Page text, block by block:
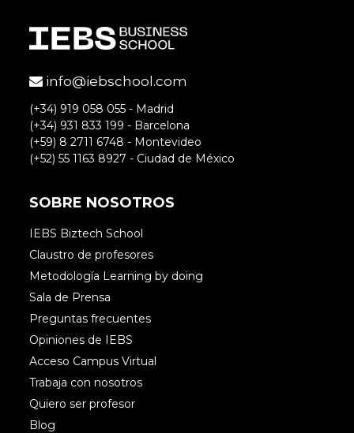
info@iebschool.com
(+34) 919 058 055 - Madrid
(+34) 931 833 199 - Barcelona
(+59) 8 2711 6748 - Montevideo
(+52) 55 1163 8927 - Ciudad de México
SOBRE NOSOTROS
IEBS Biztech School
Claustro de profesores
Metodología Learning by doing
Sala de Prensa
Preguntas frecuentes
Opiniones de IEBS
Acceso Campus Virtual
Trabaja con nosotros
Quiero ser profesor
Blog